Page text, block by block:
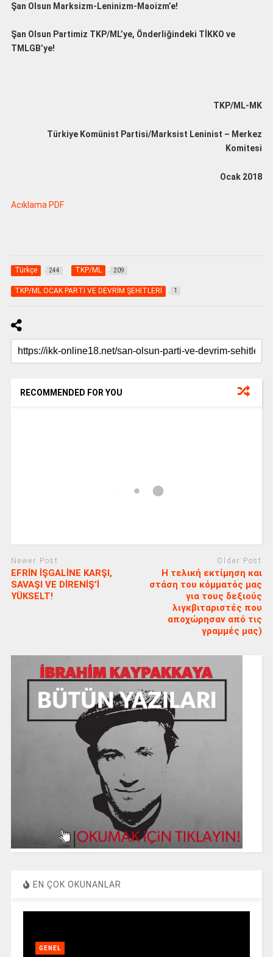
Şan Olsun Marksizm-Leninizm-Maoizm’e!
Şan Olsun Partimiz TKP/ML’ye, Önderliğindeki TİKKO ve
TMLGB’ye!
TKP/ML-MK
Türkiye Komünist Partisi/Marksist Leninist – Merkez
Komitesi
Ocak 2018
Acıklama PDF
Türkçe 244 TKP/ML 209
TKP/ML OCAK PARTİ VE DEVRİM ŞEHİTLERİ 1
RECOMMENDED FOR YOU
Newer Post
EFRİN İŞGALİNE KARŞI,
SAVAŞI VE DİRENİŞ’İ
YÜKSELT!
Older Post
Η τελική εκτίμηση και
στάση του κόμματός μας
για τους δεξιούς
λιγκβιταριστές που
αποχώρησαν από τις
γραμμές μας)
EN ÇOK OKUNANLAR
GENEL